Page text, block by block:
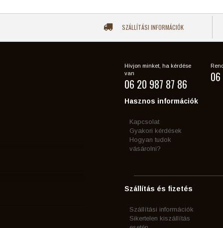
SZÁLLÍTÁSI INFORMÁCIÓK
Hívjon minket, ha kérdése
van
06 20 987 87 86
Hasznos információk
Kapcsolat
Gyakori kérdések
Hogyan tudok
vásárolni?
Szállítás és fizetés
Szállítási információk
Sikertelen kiszállítás